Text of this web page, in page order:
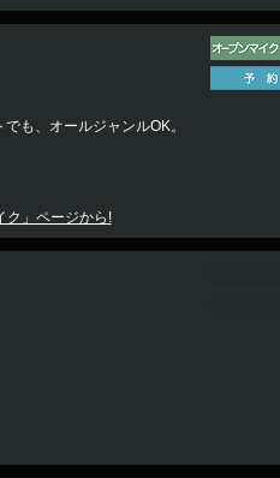
も、オールジャンルOK。
ク」ページから!